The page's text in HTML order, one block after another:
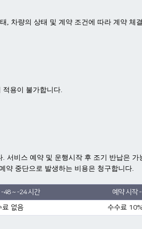
, 차량의 상태 및 계약 조건에 따라 계약 체
적용이 불가합니다.
서비스 예약 및 운행시작 후 조기 반납은
약 중단으로 발생하는 비용은 청구합니다.
-48 ~ -24 시간 예약 시작
료 없음 수수료